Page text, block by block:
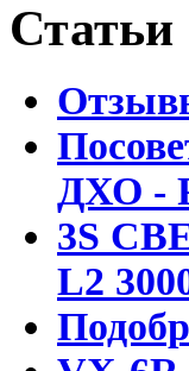
Статьи
ДХО -
3S
L2